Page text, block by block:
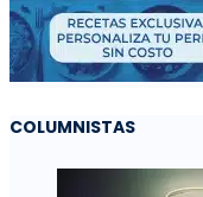
COLUMNISTAS